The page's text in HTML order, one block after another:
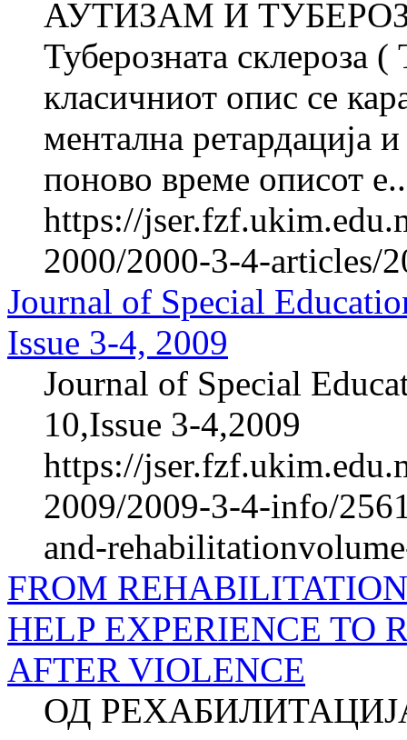
АУТИЗАМ И
Туберозната
класичниот опис се
ментална ретардација
поново време описот
https://
2000/2000-3-4-articles/
Journal of Special
Issue 3-4, 2009
Journal of Special
10,Issue 3-4,2009
https://
2009/2009-3-4-info/
and-
FROM
HELP EXPERIENCE TO
AFTER VIOLENCE
ОД